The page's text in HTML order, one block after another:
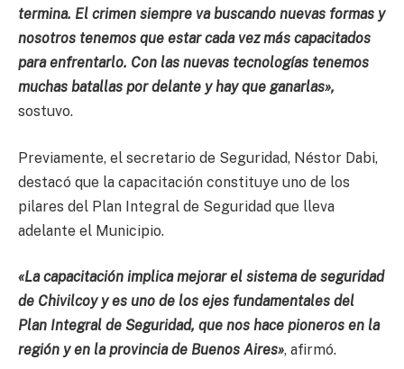
termina. El crimen siempre va buscando nuevas formas y
nosotros tenemos que estar cada vez más capacitados
para enfrentarlo. Con las nuevas tecnologías tenemos
muchas batallas por delante y hay que ganarlas»,
sostuvo.
Previamente, el secretario de Seguridad, Néstor Dabi,
destacó que la capacitación constituye uno de los
pilares del Plan Integral de Seguridad que lleva
adelante el Municipio.
«La capacitación implica mejorar el sistema de seguridad
de Chivilcoy y es uno de los ejes fundamentales del
Plan Integral de Seguridad, que nos hace pioneros en la
región y en la provincia de Buenos Aires», afirmó.